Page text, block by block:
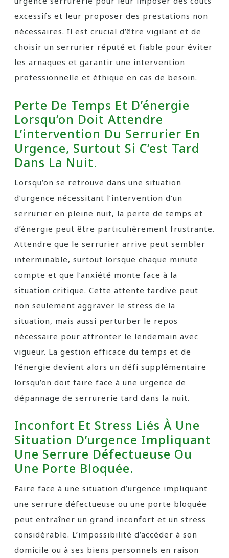
excessifs et leur proposer des prestations non
nécessaires. Il est crucial d’être vigilant et de
choisir un serrurier réputé et fiable pour éviter
les arnaques et garantir une intervention
professionnelle et éthique en cas de besoin.
Perte De Temps Et D’énergie
Lorsqu’on Doit Attendre
L’intervention Du Serrurier En
Urgence, Surtout Si C’est Tard
Dans La Nuit.
Lorsqu’on se retrouve dans une situation
d’urgence nécessitant l’intervention d’un
serrurier en pleine nuit, la perte de temps et
d’énergie peut être particulièrement frustrante.
Attendre que le serrurier arrive peut sembler
interminable, surtout lorsque chaque minute
compte et que l’anxiété monte face à la
situation critique. Cette attente tardive peut
non seulement aggraver le stress de la
situation, mais aussi perturber le repos
nécessaire pour affronter le lendemain avec
vigueur. La gestion efficace du temps et de
l’énergie devient alors un défi supplémentaire
lorsqu’on doit faire face à une urgence de
dépannage de serrurerie tard dans la nuit.
Inconfort Et Stress Liés À Une
Situation D’urgence Impliquant
Une Serrure Défectueuse Ou
Une Porte Bloquée.
Faire face à une situation d’urgence impliquant
une serrure défectueuse ou une porte bloquée
peut entraîner un grand inconfort et un stress
considérable. L’impossibilité d’accéder à son
domicile ou à ses biens personnels en raison